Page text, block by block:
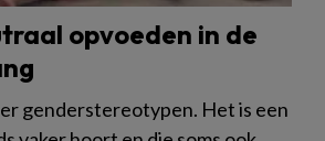
opvoeden in de
genderstereotypen. Het is een